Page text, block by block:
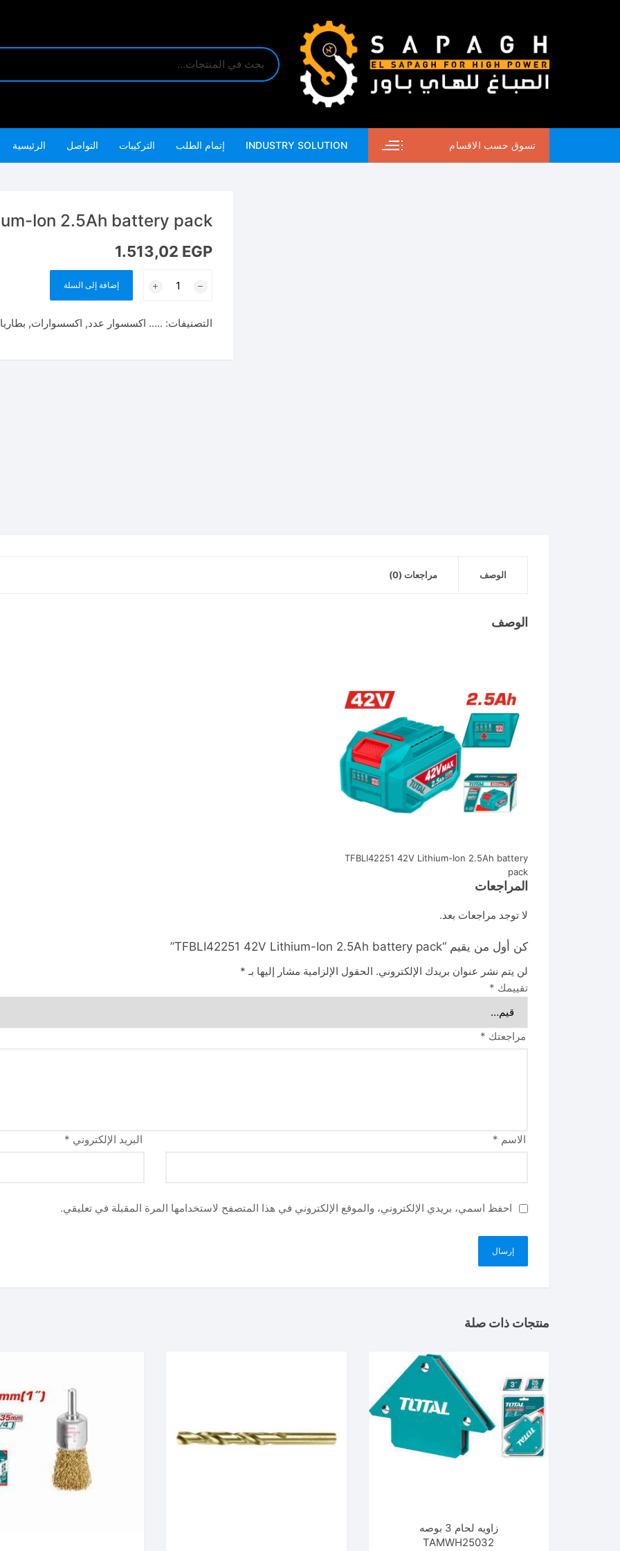
تسوق حسب الاقسام INDUSTRY SOLUTION إتمام الطلب التركيبات التواصل الرئيسية
Ion 2.5Ah battery pack
1.513,02 EGP
TFBLI42251
Lithium-
إضافة إلى السلة
التصنيفات: ..... اكسسوار عدد, اكسسوارات,
الوصف مراجعات (0)
الوصف
TFBLI42251 42V Lithium-Ion 2.5Ah battery
pack
المراجعات
لا توجد مراجعات بعد.
كن أول من يقيم “TFBLI42251 42V Lithium-Ion 2.5Ah battery pack”
لن يتم نشر عنوان بريدك الإلكتروني. الحقول الإلزامية مشار إليها بـ *
تقييمك *
مراجعتك *
الاسم * البريد الإلكتروني *
احفظ اسمي، بريدي الإلكتروني، والموقع الإلكتروني في هذا المتصفح لاستخدامها المرة المقبلة في تعليقي.
منتجات ذات صلة
زاويه لحام 3 بوصه
TAMWH25032